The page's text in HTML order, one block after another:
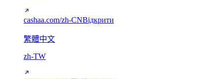
cashaa.com/zh-CNВідкрити
繁體中文
zh-TW